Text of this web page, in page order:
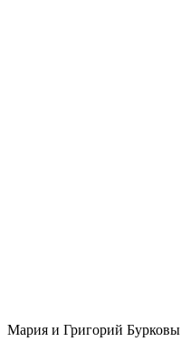
Мария и Григорий Бурковы